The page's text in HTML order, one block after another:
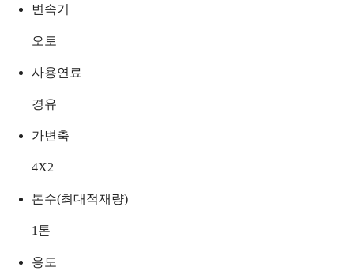
변속기
오토
사용연료
경유
가변축
4X2
톤수(최대적재량)
1 톤
용도